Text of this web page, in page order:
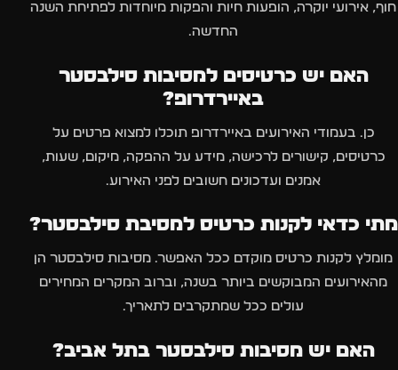
חוף, אירועי יוקרה, הופעות חיות והפקות מיוחדות לפתיחת השנה
החדשה.
האם יש כרטיסים למסיבות סילבסטר
באיירדרופ?
כן. בעמודי האירועים באיירדרופ תוכלו למצוא פרטים על
כרטיסים, קישורים לרכישה, מידע על ההפקה, מיקום, שעות,
אמנים ועדכונים חשובים לפני האירוע.
מתי כדאי לקנות כרטיס למסיבת סילבסטר?
מומלץ לקנות כרטיס מוקדם ככל האפשר. מסיבות סילבסטר הן
מהאירועים המבוקשים ביותר בשנה, וברוב המקרים המחירים
עולים ככל שמתקרבים לתאריך.
האם יש מסיבות סילבסטר בתל אביב?